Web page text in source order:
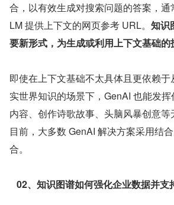
合，以有效生成对搜索问题的答案，
LM 提供上下文的网页参考 URL。 知识
要新形式，为生成或利用上下文基础的
即使在上下文基础不太具体且更依赖
实世界知识的场景下，GenAI 也能发
内容、创作诗歌故事、头脑风暴创意等
目前，大多数 GenAI 解决方案采用结
合。
02、知识图谱如何强化企业数据并支